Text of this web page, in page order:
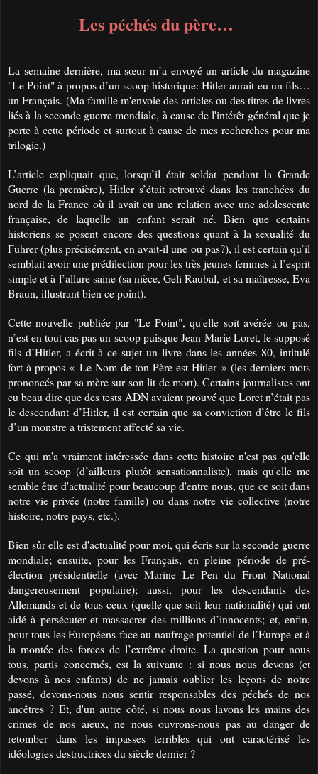
Les péchés du père…
La semaine dernière, ma sœur m’a envoyé un article du magazine
"Le Point" à propos d’un scoop historique: Hitler aurait eu un fils…
un Français. (Ma famille m'envoie des articles ou des titres de livres
liés à la seconde guerre mondiale, à cause de l'intérêt général que je
porte à cette période et surtout à cause de mes recherches pour ma
trilogie.)
L’article expliquait que, lorsqu’il était soldat pendant la Grande
Guerre (la première), Hitler s’était retrouvé dans les tranchées du
nord de la France où il avait eu une relation avec une adolescente
française, de laquelle un enfant serait né. Bien que certains
historiens se posent encore des questions quant à la sexualité du
Führer (plus précisément, en avait-il une ou pas?), il est certain qu’il
semblait avoir une prédilection pour les très jeunes femmes à l’esprit
simple et à l’allure saine (sa nièce, Geli Raubal, et sa maîtresse, Eva
Braun, illustrant bien ce point).
Cette nouvelle publiée par "Le Point", qu'elle soit avérée ou pas,
n’est en tout cas pas un scoop puisque Jean-Marie Loret, le supposé
fils d’Hitler, a écrit à ce sujet un livre dans les années 80, intitulé
fort à propos « Le Nom de ton Père est Hitler » (les derniers mots
prononcés par sa mère sur son lit de mort). Certains journalistes ont
eu beau dire que des tests ADN avaient prouvé que Loret n’était pas
le descendant d’Hitler, il est certain que sa conviction d’être le fils
d’un monstre a tristement affecté sa vie.
Ce qui m'a vraiment intéressée dans cette histoire n'est pas qu'elle
soit un scoop (d’ailleurs plutôt sensationnaliste), mais qu'elle me
semble être d'actualité pour beaucoup d'entre nous, que ce soit dans
notre vie privée (notre famille) ou dans notre vie collective (notre
histoire, notre pays, etc.).
Bien sûr elle est d'actualité pour moi, qui écris sur la seconde guerre
mondiale; ensuite, pour les Français, en pleine période de pré-
élection présidentielle (avec Marine Le Pen du Front National
dangereusement populaire); aussi, pour les descendants des
Allemands et de tous ceux (quelle que soit leur nationalité) qui ont
aidé à persécuter et massacrer des millions d’innocents; et, enfin,
pour tous les Européens face au naufrage potentiel de l’Europe et à
la montée des forces de l’extrême droite. La question pour nous
tous, partis concernés, est la suivante : si nous nous devons (et
devons à nos enfants) de ne jamais oublier les leçons de notre
passé, devons-nous nous sentir responsables des péchés de nos
ancêtres ? Et, d'un autre côté, si nous nous lavons les mains des
crimes de nos aïeux, ne nous ouvrons-nous pas au danger de
retomber dans les impasses terribles qui ont caractérisé les
idéologies destructrices du siècle dernier ?